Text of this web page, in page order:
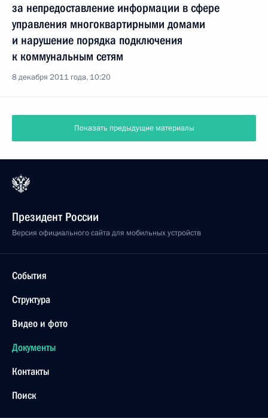
за непредоставление информации в сфере
управления многоквартирными домами
и нарушение порядка подключения
к коммунальным сетям
8 декабря 2011 года, 10:20
Показать предыдущие материалы
Президент России
Версия официального сайта для мобильных устройств
События
Структура
Видео и фото
Документы
Контакты
Поиск